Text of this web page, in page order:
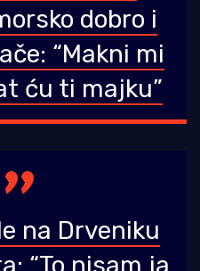
dobro i
“Makni mi
ću ti majku”
na Drveniku